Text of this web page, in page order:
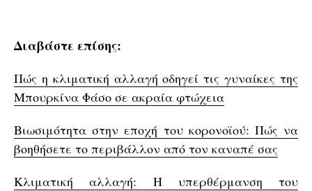
Διαβάστε επίσης:
Πώς η κλιματική αλλαγή οδηγεί τις γυναίκες της
Μπουρκίνα Φάσο σε ακραία φτώχεια
Βιωσιμότητα στην εποχή του κορονοϊού: Πώς να
βοηθήσετε το περιβάλλον από τον καναπέ σας
Κλιματική αλλαγή: Η υπερθέρμανση του